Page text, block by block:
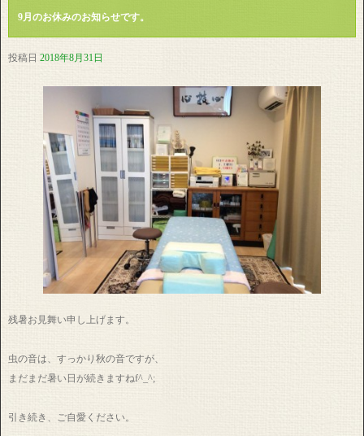
9月のお休みのお知らせです。
投稿日 2018年8月31日
残暑お見舞い申し上げます。
虫の音は、すっかり秋の音ですが、
まだまだ暑い日が続きますねf^_^;
引き続き、ご自愛ください。